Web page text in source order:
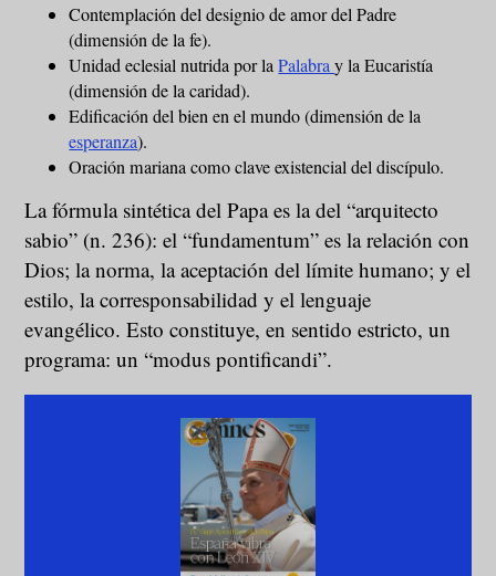
Contemplación del designio de amor del Padre
(dimensión de la fe).
Unidad eclesial nutrida por laPalabray la Eucaristía
(dimensión de la caridad).
Edificación del bien en el mundo (dimensión de la
esperanza).
Oración mariana como clave existencial del discípulo.
La fórmula sintética del Papa es la del “arquitecto
sabio” (n. 236): el “fundamentum” es la relación con
Dios; la norma, la aceptación del límite humano; y el
estilo, la corresponsabilidad y el lenguaje
evangélico. Esto constituye, en sentido estricto, un
programa: un “modus pontificandi”.